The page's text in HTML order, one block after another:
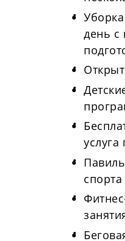
день с
услуга
спорта